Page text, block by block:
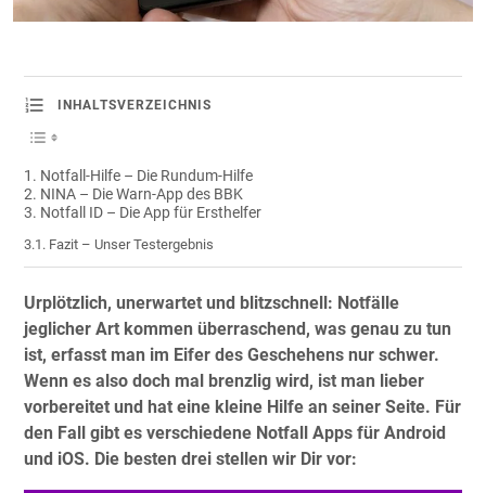
INHALTSVERZEICHNIS
Notfall-Hilfe – Die Rundum-Hilfe
NINA – Die Warn-App des BBK
Notfall ID – Die App für Ersthelfer
Fazit – Unser Testergebnis
Urplötzlich, unerwartet und blitzschnell: Notfälle
jeglicher Art kommen überraschend, was genau zu tun
ist, erfasst man im Eifer des Geschehens nur schwer.
Wenn es also doch mal brenzlig wird, ist man lieber
vorbereitet und hat eine kleine Hilfe an seiner Seite. Für
den Fall gibt es verschiedene Notfall Apps für Android
und iOS. Die besten drei stellen wir Dir vor: